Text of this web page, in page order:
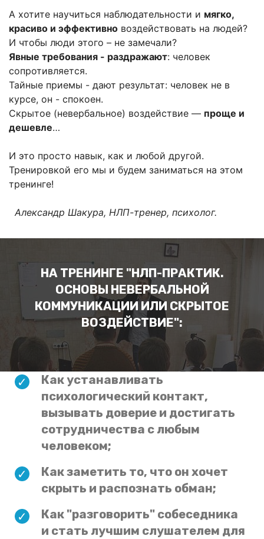
А хотите научиться наблюдательности и мягко,
красиво и эффективно воздействовать на людей?
И чтобы люди этого – не замечали?
Явные требования - раздражают: человек
сопротивляется.
Тайные приемы - дают результат: человек не в
курсе, он - спокоен.
Скрытое (невербальное) воздействие — проще и
дешевле…
И это просто навык, как и любой другой.
Тренировкой его мы и будем заниматься на этом
тренинге!
Александр Шакура, НЛП-тренер, психолог.
НА ТРЕНИНГЕ "НЛП-ПРАКТИК.
ОСНОВЫ НЕВЕРБАЛЬНОЙ
КОММУНИКАЦИИ ИЛИ СКРЫТОЕ
ВОЗДЕЙСТВИЕ":
Как устанавливать
психологический контакт,
вызывать доверие и достигать
сотрудничества с любым
человеком;
Как заметить то, что он хочет
скрыть и распознать обман;
Как "разговорить" собеседника
и стать лучшим слушателем для